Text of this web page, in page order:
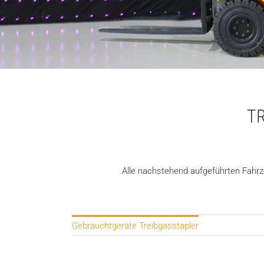
Alle nachstehend aufgeführten
Gebrauchtgeräte Treibgasstapler